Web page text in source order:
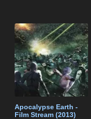
Apocalypse Earth -
Film Stream (2013)